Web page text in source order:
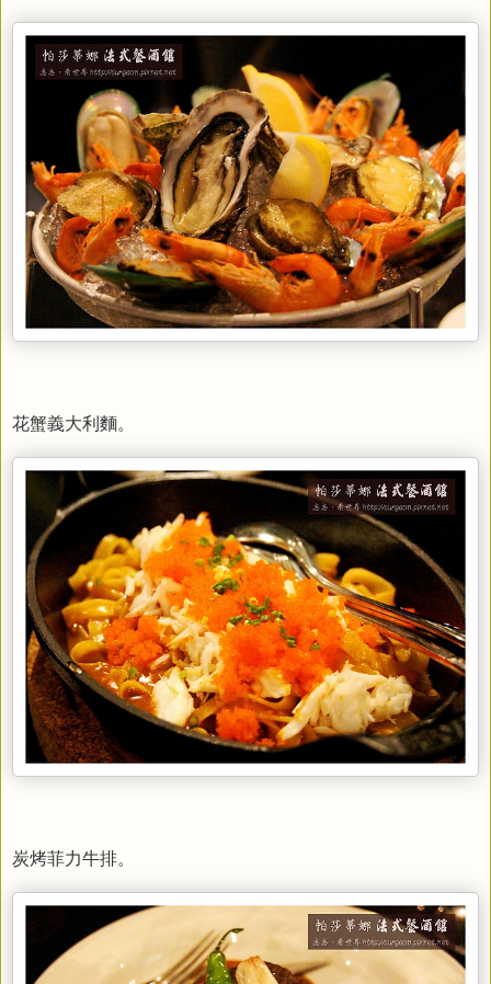
花蟹義大利麵。
炭烤菲力牛排。